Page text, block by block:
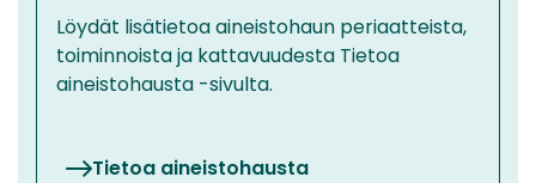
Löydät lisätietoa aineistohaun periaatteista,
toiminnoista ja kattavuudesta Tietoa
aineistohausta -sivulta.
Tietoa aineistohausta